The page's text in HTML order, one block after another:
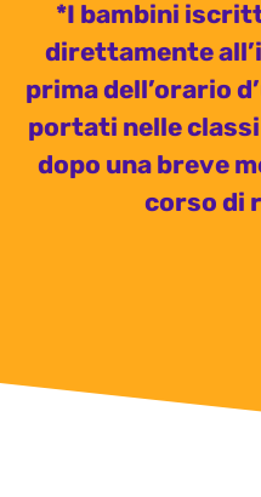
*I bambini
direttamente
prima dell’orario
portati nelle
dopo una breve
corso di